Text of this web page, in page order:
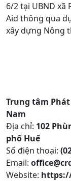
6/2 tại UBND xã
Aid thông qua
xây dựng Nông
Trung tâm
Nam
Địa chỉ: 102
phố Huế
Số điện thoại:
Email:
Website: